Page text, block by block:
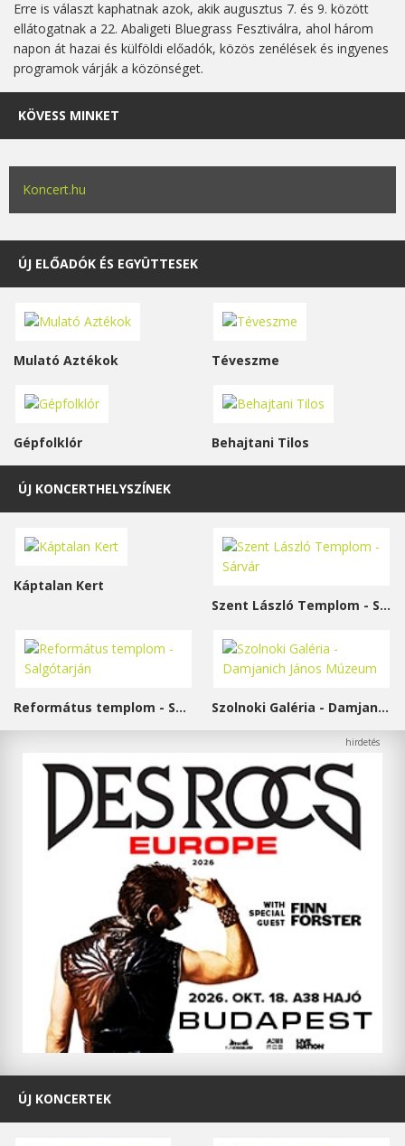
Erre is választ kaphatnak azok, akik augusztus 7. és 9. között
ellátogatnak a 22. Abaligeti Bluegrass Fesztiválra, ahol három
napon át hazai és külföldi előadók, közös zenélések és ingyenes
programok várják a közönséget.
KÖVESS MINKET
Koncert.hu
ÚJ ELŐADÓK ÉS EGYÜTTESEK
Mulató Aztékok Téveszme
Gépfolklór Behajtani Tilos
ÚJ KONCERTHELYSZÍNEK
Káptalan Kert
Szent László Templom - Sárvár
Református templom - Salgótarján Szolnoki Galéria - Damjanich János Múzeum
ÚJ KONCERTEK